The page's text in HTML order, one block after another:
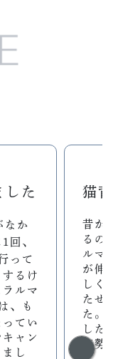
した
なか
1 回、
って
るけ
ルマ
、も
てい
ャン
し
猫背
昔か
るの
ルマ
が伸
しく
たせ
た。
した
姿勢